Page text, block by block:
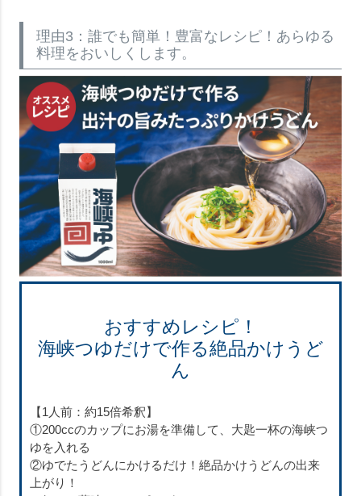
理由3：誰でも簡単！豊富なレシピ！あらゆる
料理をおいしくします。
おすすめレシピ！
海峡つゆだけで作る絶品かけうど
ん
【1人前：約15倍希釈】
①200ccのカップにお湯を準備して、大匙一杯の海峡つ
ゆを入れる
②ゆでたうどんにかけるだけ！絶品かけうどんの出来
上がり！